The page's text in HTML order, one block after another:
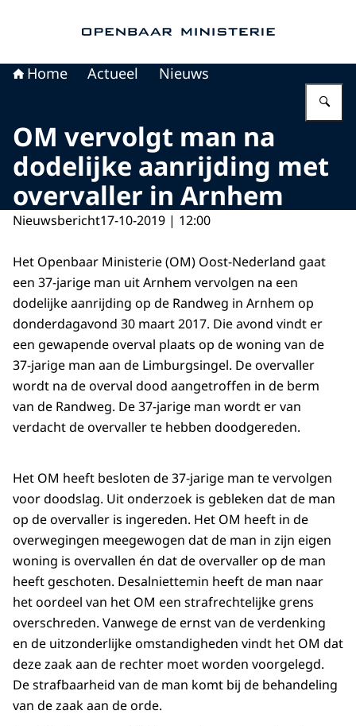
Home Actueel Nieuws
OM vervolgt man na
dodelijke aanrijding met
overvaller in Arnhem
Nieuwsbericht17-10-2019 | 12:00
Het Openbaar Ministerie (OM) Oost-Nederland gaat
een 37-jarige man uit Arnhem vervolgen na een
dodelijke aanrijding op de Randweg in Arnhem op
donderdagavond 30 maart 2017. Die avond vindt er
een gewapende overval plaats op de woning van de
37-jarige man aan de Limburgsingel. De overvaller
wordt na de overval dood aangetroffen in de berm
van de Randweg. De 37-jarige man wordt er van
verdacht de overvaller te hebben doodgereden.
Het OM heeft besloten de 37-jarige man te vervolgen
voor doodslag. Uit onderzoek is gebleken dat de man
op de overvaller is ingereden. Het OM heeft in de
overwegingen meegewogen dat de man in zijn eigen
woning is overvallen én dat de overvaller op de man
heeft geschoten. Desalniettemin heeft de man naar
het oordeel van het OM een strafrechtelijke grens
overschreden. Vanwege de ernst van de verdenking
en de uitzonderlijke omstandigheden vindt het OM dat
deze zaak aan de rechter moet worden voorgelegd.
De strafbaarheid van de man komt bij de behandeling
van de zaak aan de orde.